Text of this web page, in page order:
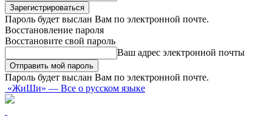
Пароль будет выслан Вам по электронной почте.
Восстановление пароля
Восстановите свой пароль
Ваш адрес электронной почты
Пароль будет выслан Вам по электронной почте.
«ЖиШи» — Все о русском языке